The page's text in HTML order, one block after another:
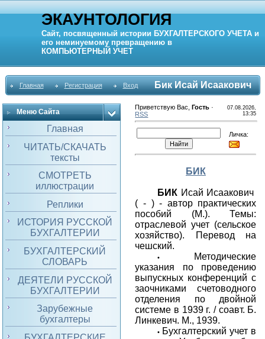
ЭКАУНТОЛОГИЯ
Сайт, посвященный истории БУХГАЛТЕРСКОГО УЧЕТА и
его неминуемому превращению в
КОМПЬЮТЕРНЫЙ УЧЕТ
Главная Регистрация Вход Бик Исай Исаакович
Меню Сайта
Главная
ЧИТАТЬ/СКАЧАТЬ
тексты
СМОТРЕТЬ
иллюстрации
Реплики
ИСТОРИЯ РУССКОЙ
БУХГАЛТЕРИИ
БУХГАЛТЕРСКИЙ
СЛОВАРЬ
ДЕЯТЕЛИ РУССКОЙ
БУХГАЛТЕРИИ
Зарубежные
бухгалтеры
Приветствую Вас ,Гость ·
RSS
07.08.2026,
13:35
Личка:
БИК
БИК Исай Исаакович
( - ) - автор практических
пособий (М.). Темы:
отраслевой учет (сельское
хозяйство). Перевод на
чешский.
•
Методические
указания по проведению
выпускных конференций с
заочниками счетоводного
отделения по двойной
системе в 1939 г. / соавт. Б.
Линкевич. М., 1939.
• Бухгалтерский учет в